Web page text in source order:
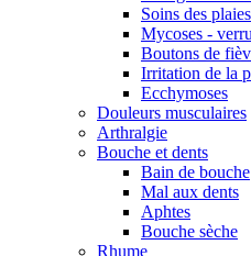
Soins des plaies
Mycoses -
Boutons de
Irritation de la
Ecchymoses
Douleurs musculaires
Arthralgie
Bouche et dents
Bain de bouche
Mal aux dents
Aphtes
Bouche sèche
Rhume